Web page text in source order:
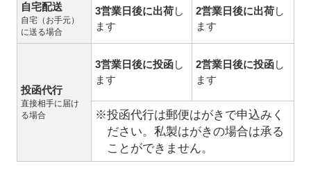
自宅配送
自宅（お手元）
に送る場合
3営業日後に出荷し
ます
2営業日後に出荷し
ます
投函代行
直接相手に届け
る場合
3営業日後に投函し
ます
2営業日後に投函し
ます
※投函代行は郵便はがきで申込みく
ださい。私製はがきの場合は承る
ことができません。